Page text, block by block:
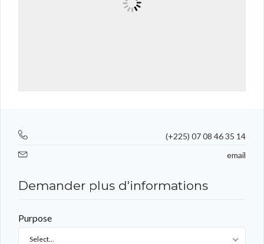
(+225) 07 08 46 35 14
email
Demander plus d'informations
Purpose
Select...